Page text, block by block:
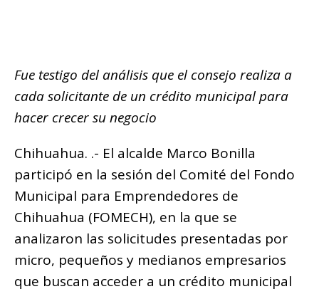
o
k
p e
r
k
ti
r
Fue testigo del análisis que el consejo realiza a
cada solicitante de un crédito municipal para
hacer crecer su negocio
Chihuahua. .- El alcalde Marco Bonilla
participó en la sesión del Comité del Fondo
Municipal para Emprendedores de
Chihuahua (FOMECH), en la que se
analizaron las solicitudes presentadas por
micro, pequeños y medianos empresarios
que buscan acceder a un crédito municipal